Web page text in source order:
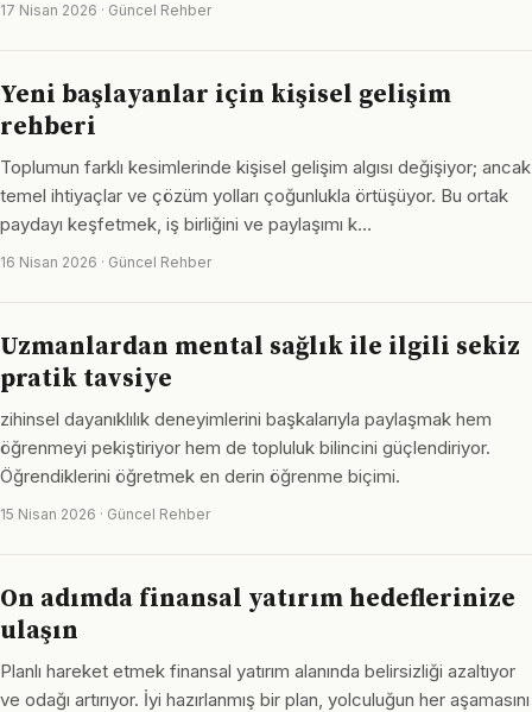
17 Nisan 2026 · Güncel Rehber
Yeni başlayanlar için kişisel gelişim
rehberi
Toplumun farklı kesimlerinde kişisel gelişim algısı değişiyor; ancak
temel ihtiyaçlar ve çözüm yolları çoğunlukla örtüşüyor. Bu ortak
paydayı keşfetmek, iş birliğini ve paylaşımı k…
16 Nisan 2026 · Güncel Rehber
Uzmanlardan mental sağlık ile ilgili sekiz
pratik tavsiye
zihinsel dayanıklılık deneyimlerini başkalarıyla paylaşmak hem
öğrenmeyi pekiştiriyor hem de topluluk bilincini güçlendiriyor.
Öğrendiklerini öğretmek en derin öğrenme biçimi.
15 Nisan 2026 · Güncel Rehber
On adımda finansal yatırım hedeflerinize
ulaşın
Planlı hareket etmek finansal yatırım alanında belirsizliği azaltıyor
ve odağı artırıyor. İyi hazırlanmış bir plan, yolculuğun her aşamasını